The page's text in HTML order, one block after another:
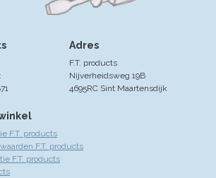
F.T. products
F.T. products
F.T. products
Adres
F.T. products
Nijverheidsweg 19B
4695RC Sint Maartensdijk